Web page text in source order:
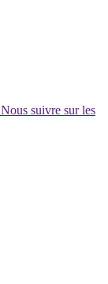
Nous suivre sur les